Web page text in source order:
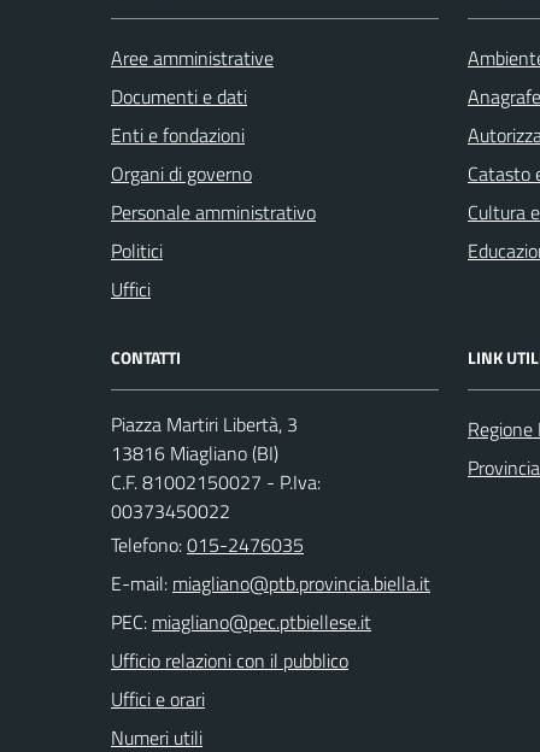
Aree amministrative
Documenti e dati
Enti e fondazioni
Organi di governo
Personale amministrativo
Politici
Uffici
Catasto
Cultura
CONTATTI
Piazza Martiri Libertà, 3
13816 Miagliano (BI)
C.F. 81002150027 - P.Iva:
00373450022
Telefono:015-2476035
E-mail:
PEC:
Ufficio relazioni con il pubblico
Uffici e orari
Numeri utili
LINK